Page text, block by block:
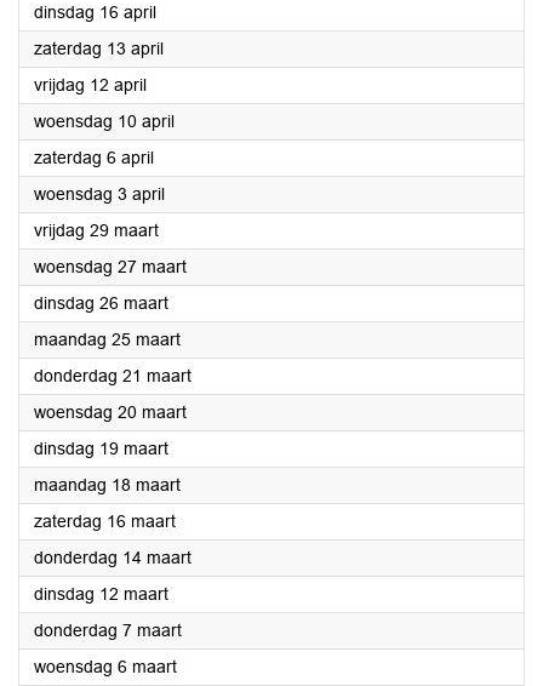
dinsdag 16 april2024
zaterdag 13 april2024
vrijdag 12 april2024
woensdag 10 april2024
zaterdag 6 april2024
woensdag 3 april2024
vrijdag 29 maart2024
woensdag 27 maart2024
dinsdag 26 maart2024
maandag 25 maart2024
donderdag 21 maart2024
woensdag 20 maart2024
dinsdag 19 maart2024
maandag 18 maart2024
zaterdag 16 maart2024
donderdag 14 maart2024
dinsdag 12 maart2024
donderdag 7 maart2024
woensdag 6 maart2024